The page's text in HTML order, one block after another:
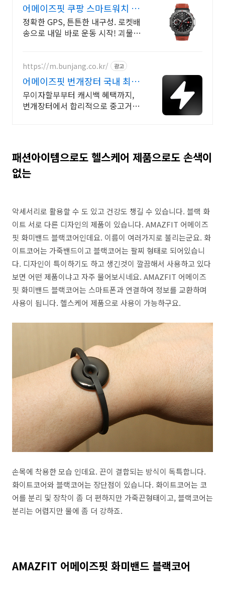
어메이즈핏 쿠팡 스마트워치 특
별전
정확한 GPS, 튼튼한 내구성. 로켓배
송으로 내일 바로 운동 시작! 괴물
https://m.bunjang.co.kr/ 광고
어메이즈핏 번개장터 국내 최대
브랜드 중고거래
무이자할부부터 캐시백 혜택까지,
번개장터에서 합리적으로 중고거래
패션아이템으로도 헬스케어 제품으로도 손색이
없는
악세서리로 활용할 수 도 있고 건강도 챙길 수 있습니다. 블랙 화
이트 서로 다른 디자인의 제품이 있습니다. AMAZFIT 어메이즈
핏 화미밴드 블랙코어인데요. 이름이 여러가지로 불리는군요. 화
이트코어는 가죽밴드이고 블랙코어는 팔찌 형태로 되어있습니
다. 디자인이 특이하기도 하고 생긴것이 깔끔해서 사용하고 있다
보면 어떤 제품이냐고 자주 물어보시네요. AMAZFIT 어메이즈
핏 화미밴드 블랙코어는 스마트폰과 연결하여 정보를 교환하며
사용이 됩니다. 헬스케어 제품으로 사용이 가능하구요.
손목에 착용한 모습 인데요. 끈이 결합되는 방식이 독특합니다.
화이트코어와 블랙코어는 장단점이 있습니다. 화이트코어는 코
어를 분리 및 장착이 좀 더 편하지만 가죽끈형태이고, 블랙코어는
분리는 어렵지만 물에 좀 더 강하죠.
AMAZFIT 어메이즈핏 화미밴드 블랙코어